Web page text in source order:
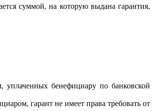
суммой, на которую выдана гарантия,
уплаченных бенефициару по банковской
гарант не имеет права требовать от